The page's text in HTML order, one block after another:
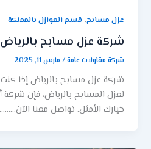
عزل مسابح,قسم العوازل بالمملكة
شركة عزل مسابح بالرياض
شركة مقاولات عامة/ مارس 11, 2025
شركة عزل مسابح بالرياض إذا
لعزل المسابح بالرياض، فإن
خيارك الأمثل. تواصل معنا